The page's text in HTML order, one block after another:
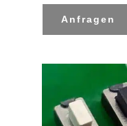
Anfragen